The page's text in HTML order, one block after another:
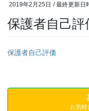
2019年2月25日 / 最終更新日
保護者自己評
保護者自己評価
お気軽